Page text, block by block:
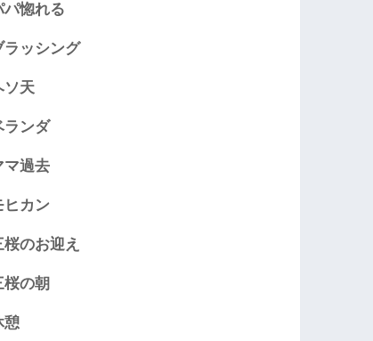
パ惚れる
ラッシング
ソ天
ランダ
マ過去
ヒカン
桜のお迎え
桜の朝
憩